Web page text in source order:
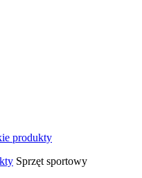
Sprzęt sportowy